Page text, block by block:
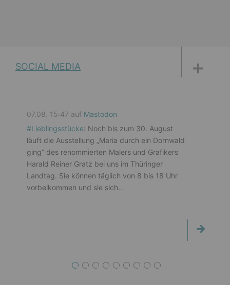
SOCIAL MEDIA
07.08. 15:47 auf Mastodon
#Lieblingsstücke: Noch bis zum 30. August
läuft die Ausstellung „Maria durch ein Dornwald
ging“ des renommierten Malers und Grafikers
Harald Reiner Gratz bei uns im Thüringer
Landtag. Sie können täglich von 8 bis 18 Uhr
vorbeikommen und sie sich…
1 2 3 4 5 6 7 8